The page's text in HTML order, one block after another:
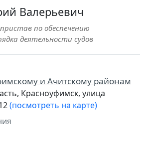
Валерьевич
по обеспечению
деятельности судов
и Ачитскому районам
Красноуфимск, улица
(посмотреть на карте)